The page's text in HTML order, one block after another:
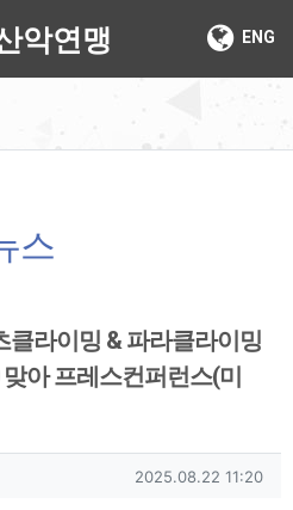
ENG
악연맹
스
클라이밍 & 파라클라이밍
아 프레스컨퍼런스(미
작성일
2025.08.22 11:20